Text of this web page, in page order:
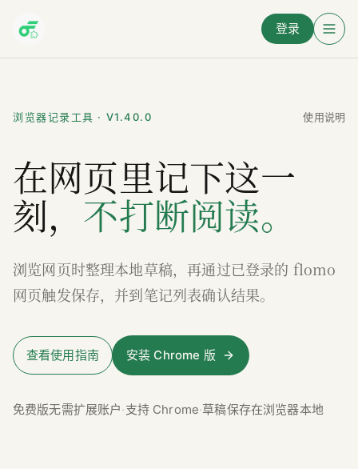
登录
浏览器记录工具 · V1.40.0 使用说明
在网页里记下这一
刻， 不打断阅读。
浏览网页时整理本地草稿，再通过已登录的 flomo
网页触发保存，并到笔记列表确认结果。
查看使用指南 安装 Chrome 版
免费版无需扩展账户·支持 Chrome·草稿保存在浏览器本地